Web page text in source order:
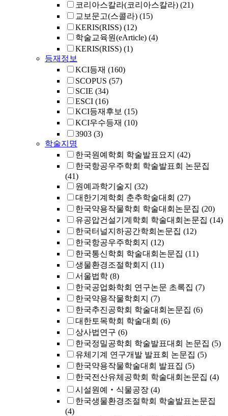
코리아스칼라(코리아스칼라) (21)
교보문고(스콜라) (15)
KERIS(RISS) (12)
학술교육원(eArticle) (4)
KERIS(RISS) (1)
등재정보
KCI등재 (160)
SCOPUS (57)
SCIE (34)
ESCI (16)
KCI등재후보 (15)
KCI우수등재 (10)
3903 (3)
학술지명
한국원예학회 학술발표요지 (42)
한국항공우주학회 학술발표회 논문집
(41)
원예과학기술지 (32)
대한기계학회 춘추학술대회 (27)
한국약용작물학회 학술대회논문집 (20)
유공압건설기계학회 학술대회논문집 (14)
한국터널지하공간학회논문집 (12)
한국항공우주학회지 (12)
한국통신학회 학술대회논문집 (11)
생물환경조절학회지 (11)
서울법학 (8)
한국공업화학회 연구논문 초록집 (7)
한국약용작물학회지 (7)
한국추진공학회 학술대회논문집 (6)
대한토목학회 학술대회 (6)
상사법연구 (6)
한국정밀공학회 학술발표대회 논문집 (5)
유체기계 연구개발 발표회 논문집 (5)
한국약용작물학술대회 발표집 (5)
한국전산유체공학회 학술대회논문집 (4)
시설원예‧식물공장 (4)
한국생물환경조절학회 학술발표논문집
(4)